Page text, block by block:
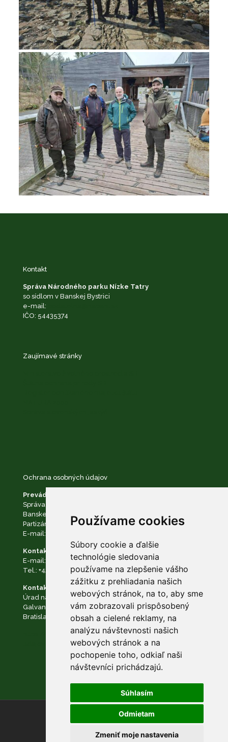
Používame cookies
Súbory cookie a ďalšie
technológie sledovania
používame na zlepšenie vášho
zážitku z prehliadania našich
webových stránok, na to, aby sme
vám zobrazovali prispôsobený
obsah a cielené reklamy, na
analýzu návštevnosti našich
webových stránok a na
pochopenie toho, odkiaľ naši
návštevníci prichádzajú.
Súhlasím
Odmietam
Zmeniť moje nastavenia
Kontakt
Správa Národného parku Nízke Tatry
so sídlom v Banskej Bystrici
e-mail:
IČO: 54435374
Zaujímavé stránky
Ochrana osobných údajov
Prevádzkovateľ:
Správa Národného parku Nízke Tatry so sídlom v
Banskej Bystrici
Partizánska cesta č. 69, 974 01 Banská Bystrica
E-mail:
Kontakt na zodpovednú osobu:
E-mail:
dpo@napant.sk,zodpovedna.osoba@napant.sk
Tel.: +421 48 28 550 10
Kontakt na dozorný orgán:
Úrad na ochranu osobných údajov Slovenskej republiky
Galvaniho Business Centrum II Galvaniho 7/B 821 04
Bratislava
https://www.napant.sk/dokumenty/ochrana-osobnych-